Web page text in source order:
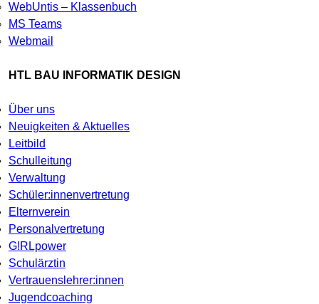
WebUntis – Klassenbuch
MS Teams
Webmail
HTL BAU INFORMATIK DESIGN
Über uns
Neuigkeiten & Aktuelles
Leitbild
Schulleitung
Verwaltung
Schüler:innenvertretung
Elternverein
Personalvertretung
G!RLpower
Schulärztin
Vertrauenslehrer:innen
Jugendcoaching